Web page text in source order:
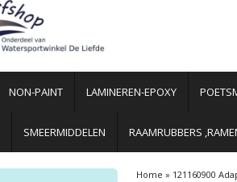
NON-PAINT LAMINEREN-EPOXY
SMEERMIDDELEN RAAMRUBBERS
Home » 121160900